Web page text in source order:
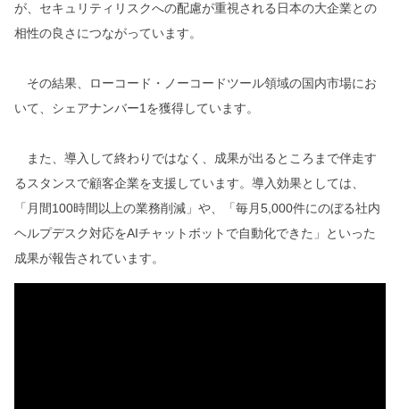
が、セキュリティリスクへの配慮が重視される日本の大企業との
相性の良さにつながっています。
その結果、ローコード・ノーコードツール領域の国内市場にお
いて、シェアナンバー1を獲得しています。
また、導入して終わりではなく、成果が出るところまで伴走す
るスタンスで顧客企業を支援しています。導入効果としては、
「月間100時間以上の業務削減」や、「毎月5,000件にのぼる社内
ヘルプデスク対応をAIチャットボットで自動化できた」といった
成果が報告されています。